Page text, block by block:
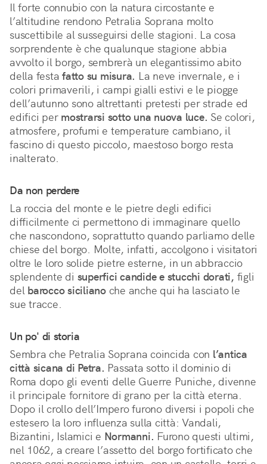
Il forte connubio con la natura circostante e
l’altitudine rendono Petralia Soprana molto
suscettibile al susseguirsi delle stagioni. La cosa
sorprendente è che qualunque stagione abbia
avvolto il borgo, sembrerà un elegantissimo abito
della festa fatto su misura. La neve invernale, e i
colori primaverili, i campi gialli estivi e le piogge
dell’autunno sono altrettanti pretesti per strade ed
edifici per mostrarsi sotto una nuova luce. Se colori,
atmosfere, profumi e temperature cambiano, il
fascino di questo piccolo, maestoso borgo resta
inalterato.
Da non perdere
La roccia del monte e le pietre degli edifici
difficilmente ci permettono di immaginare quello
che nascondono, soprattutto quando parliamo delle
chiese del borgo. Molte, infatti, accolgono i visitatori
oltre le loro solide pietre esterne, in un abbraccio
splendente di superfici candide e stucchi dorati, figli
del barocco sicilianoche anche qui ha lasciato le
sue tracce.
Un po' di storia
Sembra che Petralia Soprana coincida con l’antica
città sicana di Petra. Passata sotto il dominio di
Roma dopo gli eventi delle Guerre Puniche, divenne
il principale fornitore di grano per la città eterna.
Dopo il crollo dell’Impero furono diversi i popoli che
estesero la loro influenza sulla città: Vandali,
Bizantini, Islamici e Normanni. Furono questi ultimi,
nel 1062, a creare l’assetto del borgo fortificato che